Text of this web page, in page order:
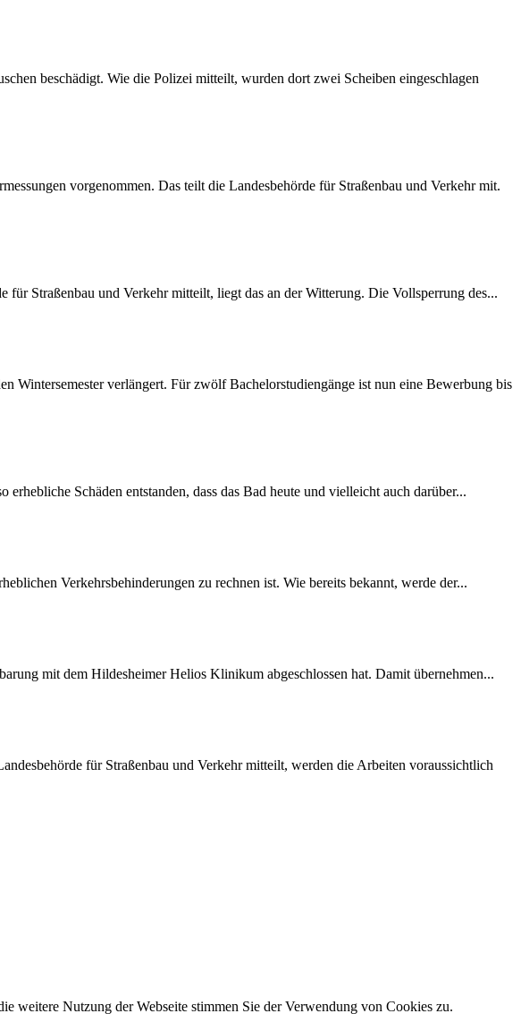
beschädigt. Wie die Polizei mitteilt, wurden dort zwei Scheiben eingeschlagen
vorgenommen. Das teilt die Landesbehörde für Straßenbau und Verkehr mit.
Straßenbau und Verkehr mitteilt, liegt das an der Witterung. Die Vollsperrung des...
Wintersemester verlängert. Für zwölf Bachelorstudiengänge ist nun eine Bewerbung bis
Schäden entstanden, dass das Bad heute und vielleicht auch darüber...
Verkehrsbehinderungen zu rechnen ist. Wie bereits bekannt, werde der...
mit dem Hildesheimer Helios Klinikum abgeschlossen hat. Damit übernehmen...
für Straßenbau und Verkehr mitteilt, werden die Arbeiten voraussichtlich
weitere Nutzung der Webseite stimmen Sie der Verwendung von Cookies zu.